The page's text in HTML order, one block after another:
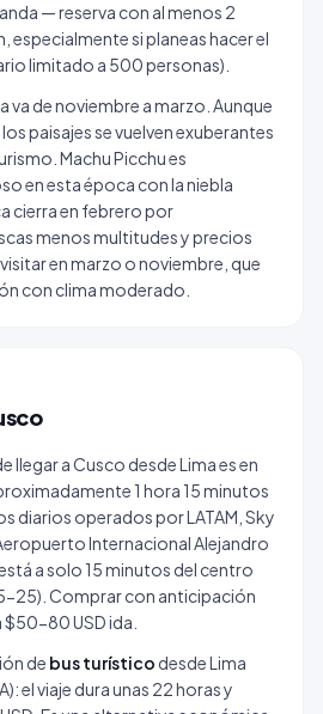
— reserva con al menos 2
especialmente si planeas hacer el
limitado a 500 personas).
va de noviembre a marzo. Aunque
paisajes se vuelven exuberantes
Machu Picchu es
en esta época con la niebla
cierra en febrero por
menos multitudes y precios
en marzo o noviembre, que
con clima moderado.
llegar a Cusco desde Lima es en
1 hora 15 minutos
diarios operados por LATAM, Sky
Internacional Alejandro
a solo 15 minutos del centro
25). Comprar con anticipación
80 USD ida.
de bus turístico desde Lima
el viaje dura unas 22 horas y